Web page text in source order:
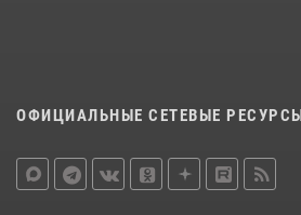
ОФИЦИАЛЬНЫЕ СЕТЕВЫЕ РЕСУРСЫ